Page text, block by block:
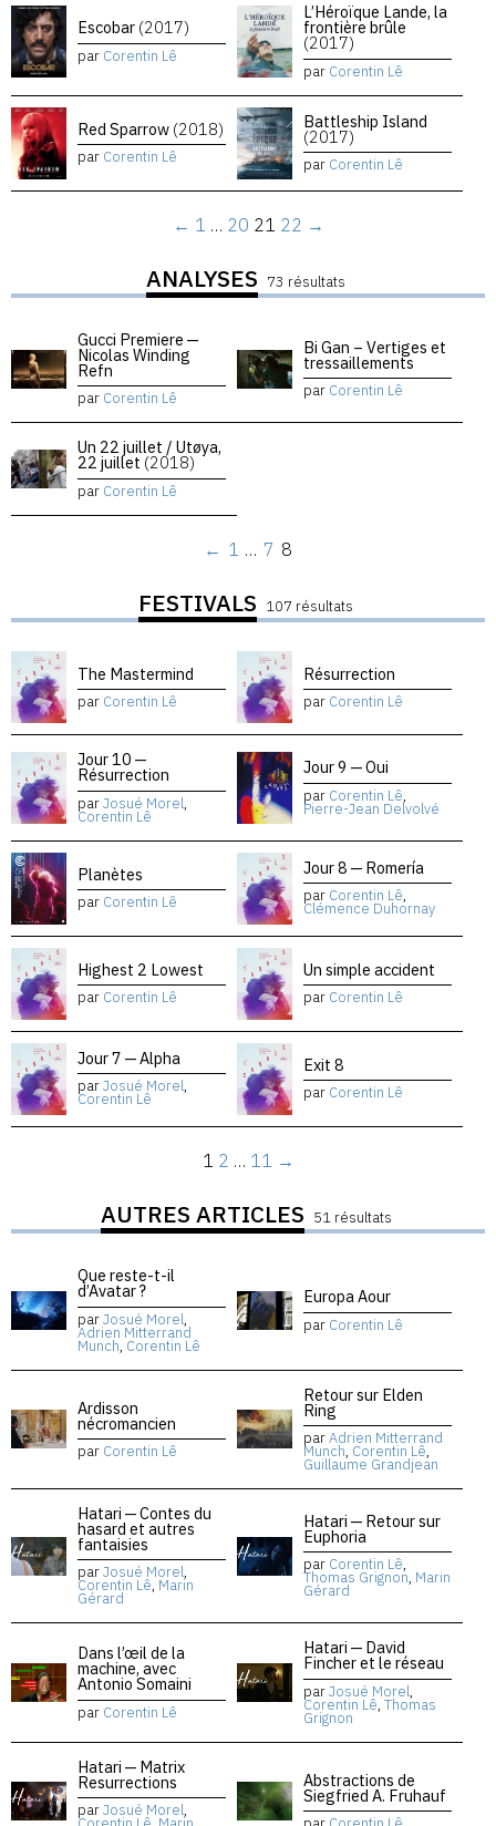
Escobar (2017)
par Corentin Lê
L’Héroïque Lande, la
frontière brûle
(2017)
par Corentin Lê
Red Sparrow (2018)
par Corentin Lê
Battleship Island
(2017)
par Corentin Lê
← 1 … 20 21 22 →
ANALYSES 73 résultats
Gucci Premiere —
Nicolas Winding
Refn
par Corentin Lê
Bi Gan – Vertiges et
tressaillements
par Corentin Lê
Un 22 juillet / Utøya,
22 juillet (2018)
par Corentin Lê
← 1 … 7 8
FESTIVALS 107 résultats
The Mastermind
par Corentin Lê
Résurrection
par Corentin Lê
Jour 10 —
Résurrection
parJosué Morel,
Corentin Lê
Jour 9 — Oui
par Corentin Lê,
Pierre-Jean Delvolvé
Planètes
par Corentin Lê
Jour 8 — Romería
par Corentin Lê,
Clémence Duhornay
Highest 2 Lowest
par Corentin Lê
Un simple accident
par Corentin Lê
Jour 7 — Alpha
parJosué Morel,
Corentin Lê
Exit 8
par Corentin Lê
1 2 … 11 →
AUTRES ARTICLES 51 résultats
Que reste-t-il
d’Avatar ?
parJosué Morel,
Adrien Mitterrand
Munch, Corentin Lê
Europa Aour
par Corentin Lê
Ardisson
nécromancien
par Corentin Lê
Retour sur Elden
Ring
parAdrien Mitterrand
Munch, Corentin Lê,
Guillaume Grandjean
Hatari — Contes du
hasard et autres
fantaisies
parJosué Morel,
Corentin Lê, Marin
Gérard
Hatari — Retour sur
Euphoria
par Corentin Lê,
Thomas Grignon, Marin
Gérard
Dans l’œil de la
machine, avec
Antonio Somaini
par Corentin Lê
Hatari — David
Fincher et le réseau
parJosué Morel,
Corentin Lê, Thomas
Grignon
Hatari — Matrix
Resurrections
parJosué Morel,
Abstractions de
Siegfried A. Fruhauf